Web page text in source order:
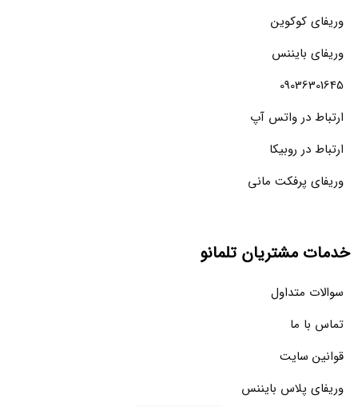
وریفای کوکوین
وریفای بایننس
09036301645
ارتباط در واتس آپ
ارتباط در روبیکا
وریفای پرفکت مانی
خدمات مشتریان تلمانو
سوالات متداول
تماس با ما
قوانین سایت
وریفای پلاس بایننس